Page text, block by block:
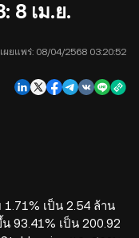
8 เม.ย.
ผยแพร่: 08/04/2568 03:20:52
เป็น 2.54 ล้าน
93.41% เป็น 200.92